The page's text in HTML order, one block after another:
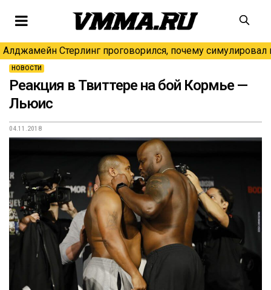
Алджамейн Стерлинг проговорился, почему симулировал
НОВОСТИ
Реакция в Твиттере на бой Кормье —
Льюис
04.11.2018